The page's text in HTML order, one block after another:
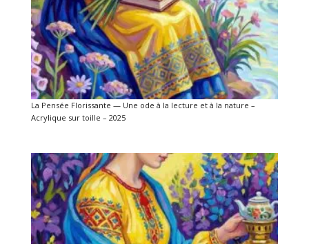
La Pensée Florissante — Une ode à la lecture et à la nature –
Acrylique sur toille – 2025